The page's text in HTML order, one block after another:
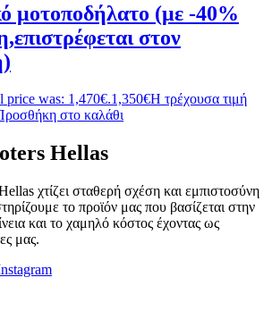
μοτοποδήλατο (με -40%
στον
price was: 1,470€.1,350€Η τρέχουσα τιμή
στο καλάθι
Hellas
χτίζει σταθερή σχέση και εμπιστοσύνη
το προϊόν μας που βασίζεται στην
και το χαμηλό κόστος έχοντας ως
μας.